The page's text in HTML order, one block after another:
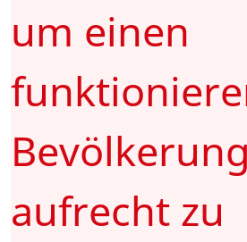
um einen
aufrecht zu